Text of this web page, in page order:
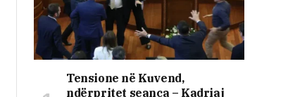
Tensione në Kuvend,
ndërpritet seanca – Kadriaj